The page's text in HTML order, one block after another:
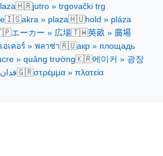
🇭🇷jutro » trgovački trg
🇮🇸akra » plaza🇭🇺hold » pláza
エーカー » 広場🇹🇼英畝 » 廣場
เอเคอร์ » พลาซ่า🇷🇺акр » площадь
» quảng trường🇰🇷에이커 » 광장
🇬🇷στρέμμα » πλατεία